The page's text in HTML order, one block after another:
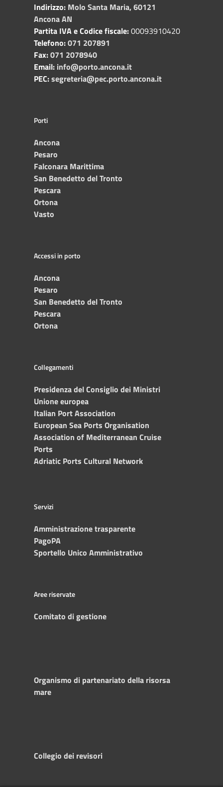
Indirizzo: Molo Santa Maria, 60121
Ancona AN
Partita IVA e Codice fiscale:00093910420
Telefono:071 207891
Fax:071 2078940
Email: info@porto.ancona.it
PEC:segreteria@pec.porto.ancona.it
Porti
Ancona
Pesaro
Falconara Marittima
San Benedetto del Tronto
Pescara
Ortona
Vasto
Accessi in porto
Ancona
Pesaro
San Benedetto del Tronto
Pescara
Ortona
Collegamenti
Presidenza del Consiglio dei Ministri
Unione europea
Italian Port Association
European Sea Ports Organisation
Association of Mediterranean Cruise
Ports
Adriatic Ports Cultural Network
Servizi
Amministrazione trasparente
PagoPA
Sportello Unico Amministrativo
Aree riservate
Comitato di gestione
Organismo di partenariato della risorsa
mare
Collegio dei revisori